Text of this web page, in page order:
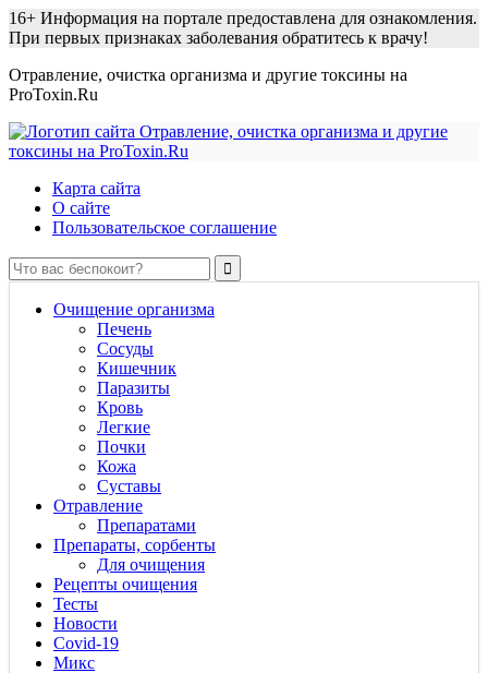
16+ Информация на портале предоставлена для ознакомления.
При первых признаках заболевания обратитесь к врачу!
Отравление, очистка организма и другие токсины на
ProToxin.Ru
Карта сайта
О сайте
Пользовательское соглашение
Очищение организма
Печень
Сосуды
Кишечник
Паразиты
Кровь
Легкие
Почки
Кожа
Суставы
Отравление
Препаратами
Препараты, сорбенты
Для очищения
Рецепты очищения
Тесты
Новости
Covid-19
Микс